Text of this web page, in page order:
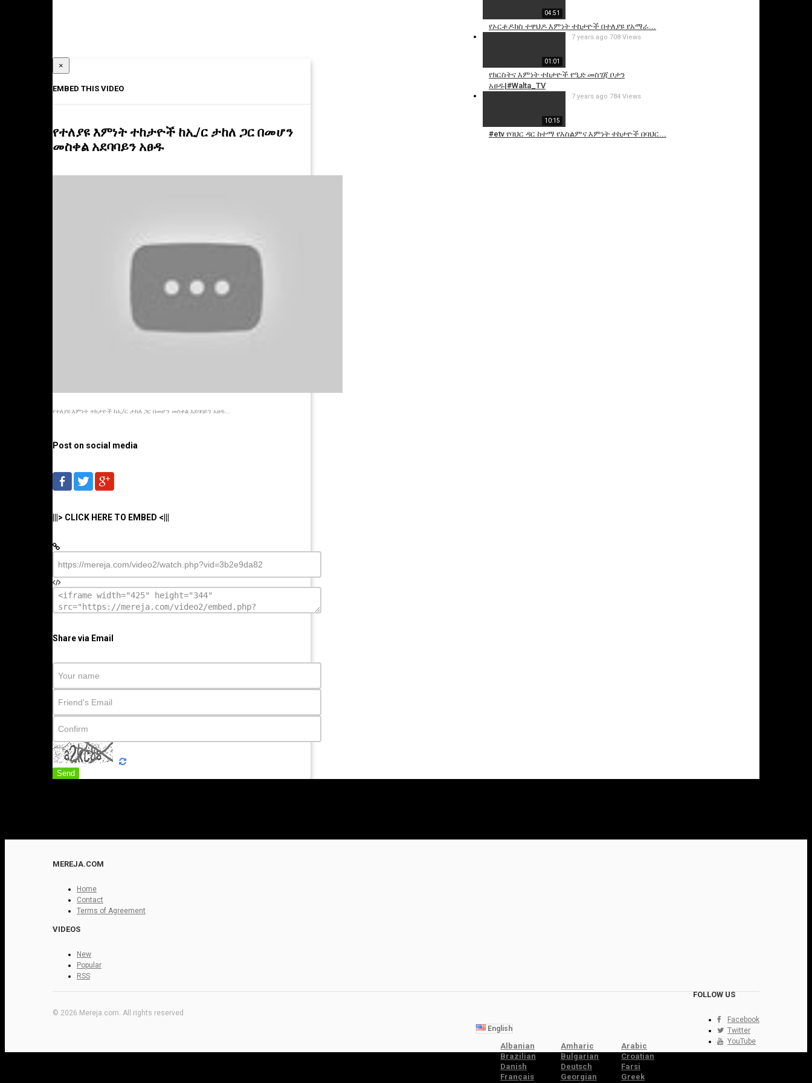
04:51
የኦርቶዶክስ ተዋህዶ እምነት ተከታዮች በተለያዩ የአማራ...
01:01
የክርስትና እምነት ተከታዮች የዒድ መስገጃ ቦታን
አፀዱ|#Walta_TV
7 years ago 708 Views
10:15
#etv የባህር ዳር ከተማ የእስልምና እምነት ተከታዮች በባህር...
7 years ago 784 Views
×
EMBED THIS VIDEO
የተለያዩ እምነት ተከታዮች ከኢ/ር ታከለ ጋር በመሆን
መስቀል አደባባይን አፀዱ
የተለያዩ እምነት ተከታዮች ከኢ/ር ታከለ ጋር በመሆን መስቀል አደባባይን አፀዱ...
Post on social media
|||> CLICK HERE TO EMBED <|||
Share via Email
Send
MEREJA.COM
Home
Contact
Terms of Agreement
VIDEOS
New
Popular
RSS
FOLLOW US
Facebook
Twitter
YouTube
© 2026 Mereja.com. All rights reserved
English
Albanian Amharic
Arabic
Brazilian
Bulgarian
Croatian
Danish
Deutsch
Farsi
Français
Georgian
Greek